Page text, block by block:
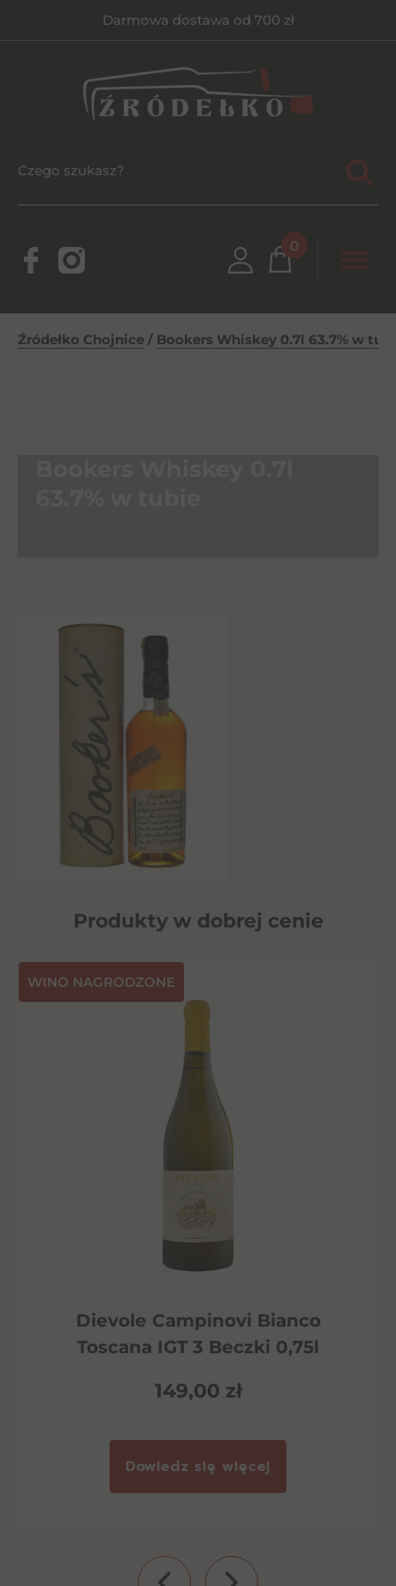
Darmowa dostawa od 700 zł
0
Źródełko Chojnice / Bookers Whiskey 0.7l 63.7% w
Produkty w dobrej cenie
⁠WINO NAGRODZONE
Dievole Campinovi Bianco
Toscana IGT 3 Beczki 0,75l
149,00 zł
Dowiedz się więcej